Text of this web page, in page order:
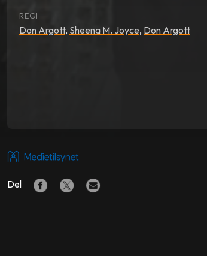
REGI
Don Argott, Sheena M. Joyce, Don Argott
Del